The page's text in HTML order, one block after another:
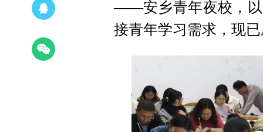
——安乡青年夜校，以
接青年学习需求，现